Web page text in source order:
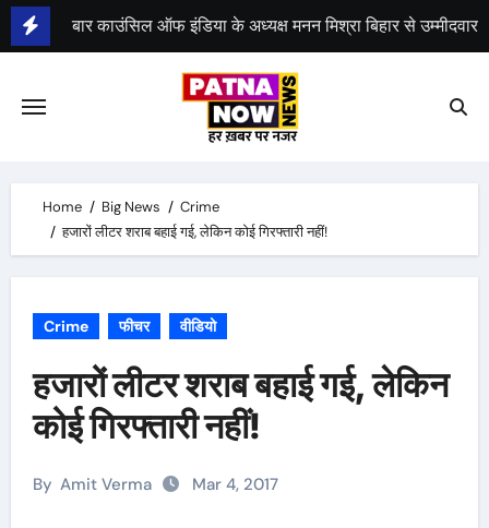
Skip
to
भीम सेना का भारत बंद, राजद का बंद को समर्थन
Home Big News
Crime
हजारों लीटर शराब बहाई गई, लेकिन कोई गिरफ्तारी नहीं!
Crime फीचर वीडियो
हजारों लीटर शराब बहाई गई, लेकिन
कोई गिरफ्तारी नहीं!
By Amit Verma Mar 4, 2017